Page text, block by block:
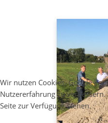
Wir nutzen Cookies, Google
Nutzererfahrung zu
Seite zur Verfügung stehen.